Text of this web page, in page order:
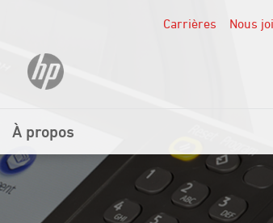
Carrières Nous
À propos